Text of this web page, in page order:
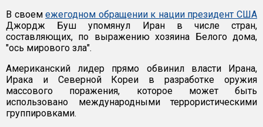
В своемежегодном обращении к нации президент США
Джордж Буш упомянул Иран в числе стран,
составляющих, по выражению хозяина Белого дома,
"ось мирового зла".
Американский лидер прямо обвинил власти Ирана,
Ирака и Северной Кореи в разработке оружия
массового поражения, которое может быть
использовано международными террористическими
группировками.